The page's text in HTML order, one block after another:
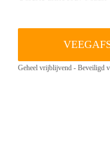
Geheel vrijblijvend - Beveiligd